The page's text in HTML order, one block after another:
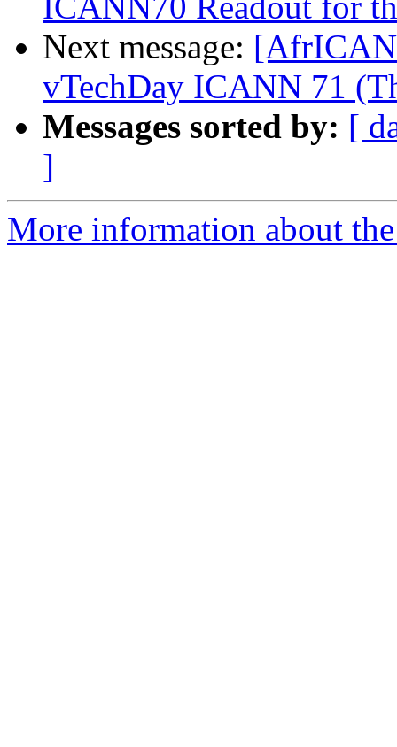
Next message:
vTechDay ICANN 71
Messages sorted by: [
]
More information about